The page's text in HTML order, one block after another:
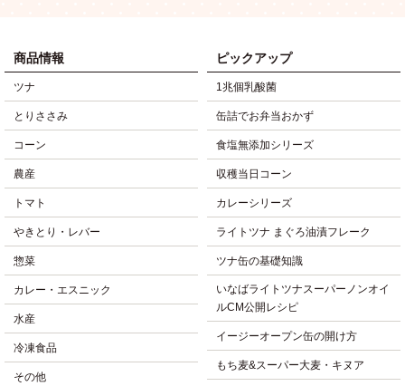
商品情報
ツナ
とりささみ
コーン
農産
トマト
やきとり・レバー
惣菜
カレー・エスニック
水産
冷凍食品
その他
ピックアップ
1兆個乳酸菌
缶詰でお弁当おかず
食塩無添加シリーズ
収穫当日コーン
カレーシリーズ
ライトツナ まぐろ油漬フレーク
ツナ缶の基礎知識
いなばライトツナスーパーノンオイ
ルCM公開レシピ
イージーオープン缶の開け方
もち麦&スーパー大麦・キヌア